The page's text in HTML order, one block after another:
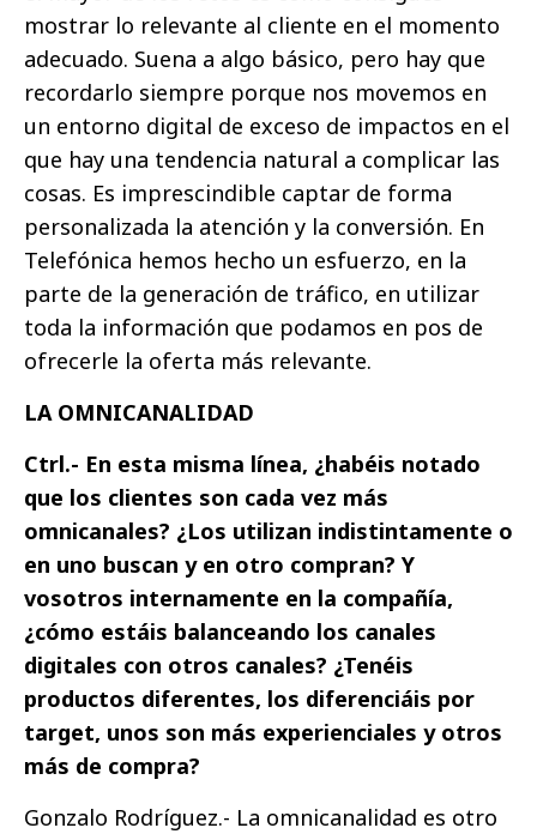
mostrar lo relevante al cliente en el momento
adecuado. Suena a algo básico, pero hay que
recordarlo siempre porque nos movemos en
un entorno digital de exceso de impactos en el
que hay una tendencia natural a complicar las
cosas. Es imprescindible captar de forma
personalizada la atención y la conversión. En
Telefónica hemos hecho un esfuerzo, en la
parte de la generación de tráfico, en utilizar
toda la información que podamos en pos de
ofrecerle la oferta más relevante.
LA OMNICANALIDAD
Ctrl.- En esta misma línea, ¿habéis notado
que los clientes son cada vez más
omnicanales? ¿Los utilizan indistintamente o
en uno buscan y en otro compran? Y
vosotros internamente en la compañía,
¿cómo estáis balanceando los canales
digitales con otros canales? ¿Tenéis
productos diferentes, los diferenciáis por
target, unos son más experienciales y otros
más de compra?
Gonzalo Rodríguez.- La omnicanalidad es otro